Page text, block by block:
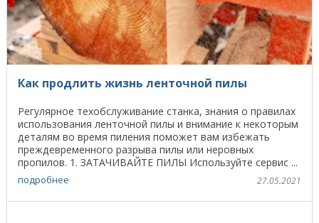
Как продлить жизнь ленточной пилы
Регулярное техобслуживание станка, знания о правилах
использования ленточной пилы и внимание к некоторым
деталям во время пиления поможет вам избежать
преждевременного разрыва пилы или неровных
пропилов. 1. ЗАТАЧИВАЙТЕ ПИЛЫ Используйте сервис ...
подробнее 27.05.2021